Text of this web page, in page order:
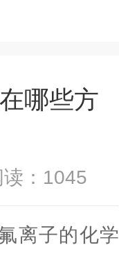
哪些方
读：1045
离子的化学